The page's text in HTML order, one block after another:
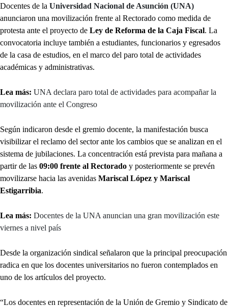
Docentes de la Universidad Nacional de Asunción (UNA)
anunciaron una movilización frente al Rectorado como medida de
protesta ante el proyecto de Ley de Reforma de la Caja Fiscal. La
convocatoria incluye también a estudiantes, funcionarios y egresados
de la casa de estudios, en el marco del paro total de actividades
académicas y administrativas.
Lea más: UNA declara paro total de actividades para acompañar la
movilización ante el Congreso
Según indicaron desde el gremio docente, la manifestación busca
visibilizar el reclamo del sector ante los cambios que se analizan en el
sistema de jubilaciones. La concentración está prevista para mañana a
partir de las 09:00 frente al Rectorado y posteriormente se prevén
movilizarse hacia las avenidas Mariscal López y Mariscal
Estigarribia.
Lea más: Docentes de la UNA anuncian una gran movilización este
viernes a nivel país
Desde la organización sindical señalaron que la principal preocupación
radica en que los docentes universitarios no fueron contemplados en
uno de los artículos del proyecto.
“Los docentes en representación de la Unión de Gremio y Sindicato de